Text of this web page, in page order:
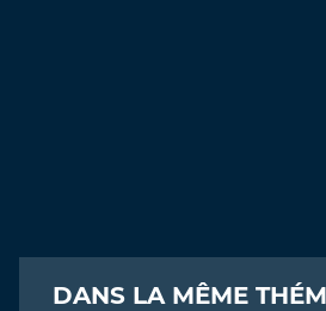
DANS LA MÊME